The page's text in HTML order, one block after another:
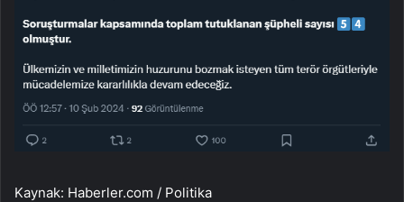
Kaynak: Haberler.com / Politika